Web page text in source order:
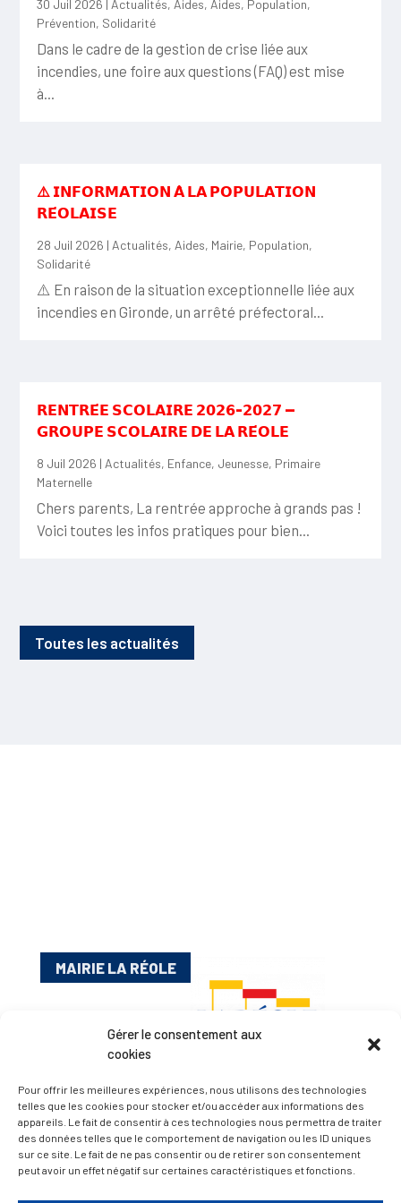
Gérer le consentement aux
cookies
Pour offrir les meilleures expériences, nous utilisons des technologies
telles que les cookies pour stocker et/ou accéder aux informations des
appareils. Le fait de consentir à ces technologies nous permettra de traiter
des données telles que le comportement de navigation ou les ID uniques
sur ce site. Le fait de ne pas consentir ou de retirer son consentement
peut avoir un effet négatif sur certaines caractéristiques et fonctions.
30 Juil 2026 Actualités, Aides, Aides, Population,
Prévention, Solidarité
Dans le cadre de la gestion de crise liée aux
incendies, une foire aux questions (FAQ) est mise
à...
⚠️ 𝗜𝗡𝗙𝗢𝗥𝗠𝗔𝗧𝗜𝗢𝗡 𝗔̀ 𝗟𝗔 𝗣𝗢𝗣𝗨𝗟𝗔𝗧𝗜𝗢𝗡
𝗥𝗘́𝗢𝗟𝗔𝗜𝗦𝗘
28 Juil 2026 | Actualités, Aides, Mairie, Population,
Solidarité
⚠️ En raison de la situation exceptionnelle liée aux
incendies en Gironde, un arrêté préfectoral...
𝗥𝗘𝗡𝗧𝗥𝗘́𝗘 𝗦𝗖𝗢𝗟𝗔𝗜𝗥𝗘 𝟮𝟬𝟮𝟲-𝟮𝟬𝟮𝟳 —
𝗚𝗥𝗢𝗨𝗣𝗘 𝗦𝗖𝗢𝗟𝗔𝗜𝗥𝗘 𝗗𝗘 𝗟𝗔 𝗥𝗘́𝗢𝗟𝗘
8 Juil 2026 | Actualités, Enfance, Jeunesse, Primaire
Maternelle
Chers parents, La rentrée approche à grands pas !
Voici toutes les infos pratiques pour bien...
Toutes les actualités
MAIRIE LA RÉOLE
Esplanade Charles de Gaulle
33 190 La Réole